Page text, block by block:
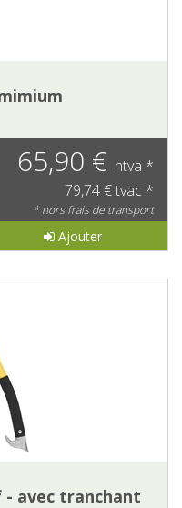
65,90 € htva *
79,74 € tvac *
* hors frais de transport
Ajouter
- avec tranchant